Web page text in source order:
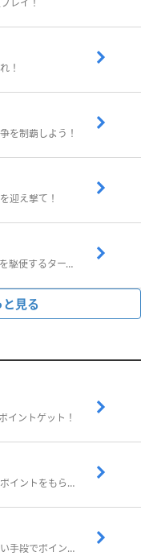
！
を制覇しよう！
迎え撃て！
武器の『アビリティ』と『戦神』を駆使するターン制コマンドバトルRPG！
見る
イントゲット！
歩いてポイ活！日常生活でお得にポイントをもらおう
歩いたりアンケート回答など幅広い手段でポイントをゲット